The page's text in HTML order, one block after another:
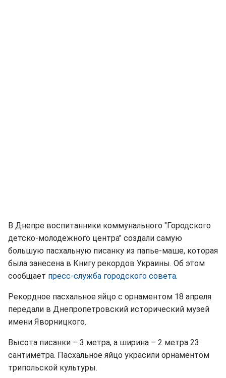
В Днепре воспитанники коммунального "Городского
детско-молодежного центра" создали самую
большую пасхальную писанку из папье-маше, которая
была занесена в Книгу рекордов Украины. Об этом
сообщает пресс-служба городского совета.
Рекордное пасхальное яйцо с орнаментом 18 апреля
передали в Днепропетровский исторический музей
имени Яворницкого.
Высота писанки – 3 метра, а ширина – 2 метра 23
сантиметра. Пасхальное яйцо украсили орнаментом
трипольской культуры.